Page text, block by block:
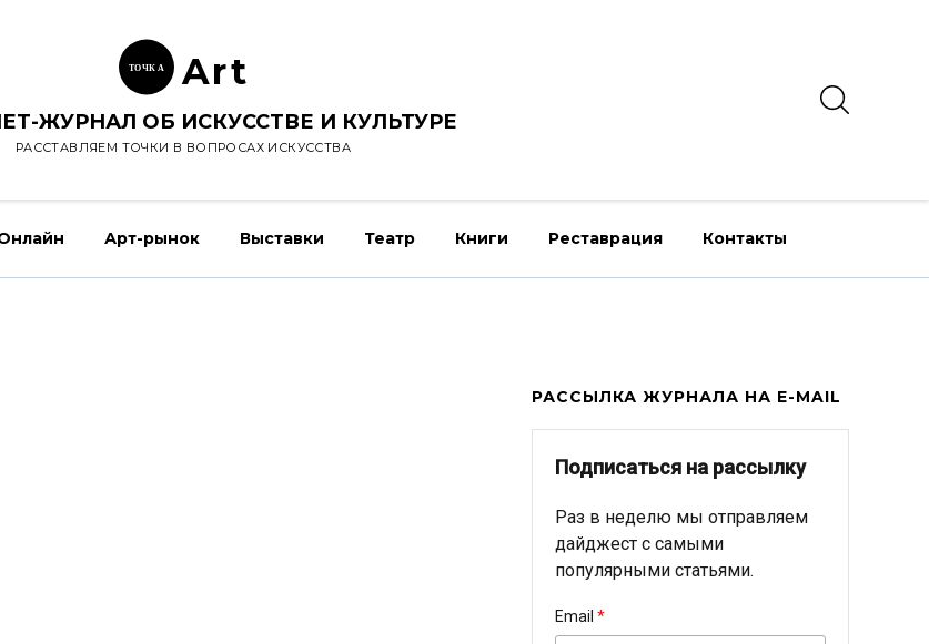
ТОЧК А Art
ЖУРНАЛ ОБ ИСКУССТВЕ И КУЛЬТУРЕ
РАССТАВЛЯЕМ ТОЧКИ В ВОПРОСАХ ИСКУССТВА
Арт-рынок Выставки Театр Книги Реставрация Контакты
РАССЫЛКА ЖУРНАЛА НА E-MAIL
Подписаться на рассылку
Раз в неделю мы отправляем
дайджест с самыми
популярными статьями.
Email